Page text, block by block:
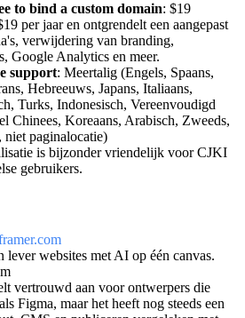
to bind a custom domain: $19
per jaar en ontgrendelt een aangepast
verwijdering van branding,
Google Analytics en meer.
support: Meertalig (Engels, Spaans,
Hebreeuws, Japans, Italiaans,
Turks, Indonesisch, Vereenvoudigd
Chinees, Koreaans, Arabisch, Zweeds,
paginalocatie)
is bijzonder vriendelijk voor CJKI
gebruikers.
lever websites met AI op één canvas.
vertrouwd aan voor ontwerpers die
Figma, maar het heeft nog steeds een